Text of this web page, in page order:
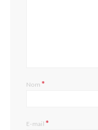
Nom*
E-mail*